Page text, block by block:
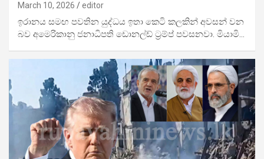
March 10, 2026 editor
ඉරානය සමඟ පවතින යුද්ධය ඉතා කෙටි කලකින් අවසන් වන
බව අමෙරිකානු ජනාධිපති ඩොනල්ඩ් ට්‍රම්ප් පවසනවා. මියාමි…